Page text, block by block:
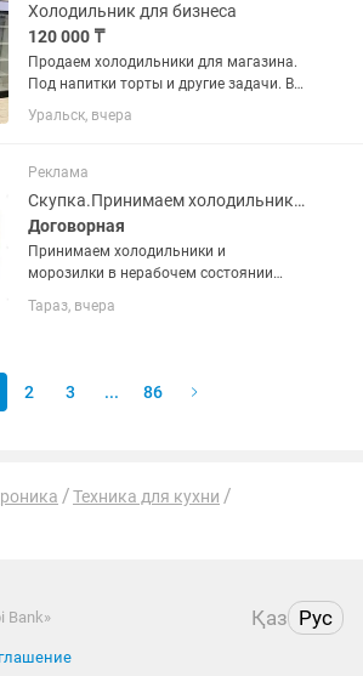
Холодильник для бизнеса
120 000 ₸
Продаем холодильники для магазина.
Под напитки торты и другие задачи. В
отличном состоянии. В заправке не
нуждаются. Полки полный комплект.
Температура хранения +4...
Уральск, вчера
Реклама
Скупка.Принимаем холодильники и морозилки в нерабочем состоянии недорого
Договорная
Принимаем холодильники и
морозилки в нерабочем состоянии
присылать . Поможем вынести старую
Тараз, вчера
2 3 ... 86
Техника для кухни
Bank» Қаз Рус